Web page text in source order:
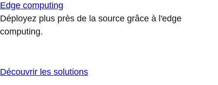
Edge computing
Déployez plus près de la source grâce à l'edge
computing.
Découvrir les solutions